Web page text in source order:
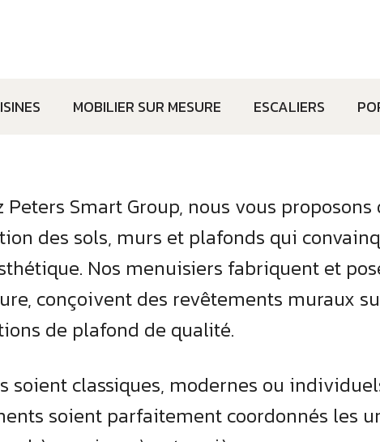
MOBILIER SUR MESURE ESCALIERS
Peters Smart Group, nous vous
des sols, murs et plafonds qui
Nos menuisiers fabriquent et
conçoivent des revêtements muraux
de plafond de qualité.
soient classiques, modernes ou
soient parfaitement coordonnés les